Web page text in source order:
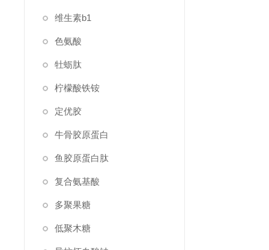
维生素b1
色氨酸
牡蛎肽
柠檬酸铁铵
定优胶
牛骨胶原蛋白
鱼胶原蛋白肽
复合氨基酸
多聚果糖
低聚木糖